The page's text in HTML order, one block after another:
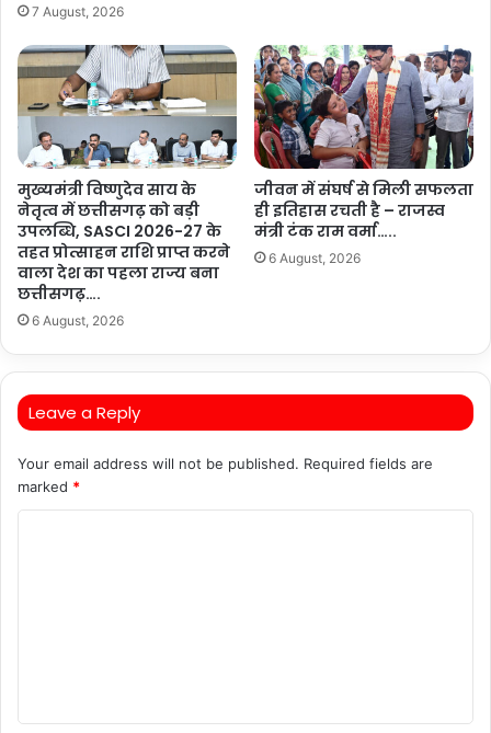
7 August, 2026
मुख्यमंत्री विष्णुदेव साय के
नेतृत्व में छत्तीसगढ़ को बड़ी
उपलब्धि, SASCI 2026-27 के
तहत प्रोत्साहन राशि प्राप्त करने
वाला देश का पहला राज्य बना
छत्तीसगढ़….
6 August, 2026
जीवन में संघर्ष से मिली सफलता
ही इतिहास रचती है – राजस्व
मंत्री टंक राम वर्मा…..
6 August, 2026
Leave a Reply
Your email address will not be published. Required fields are
marked *
t